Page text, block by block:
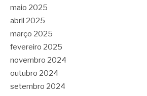
maio 2025
abril 2025
março 2025
fevereiro 2025
novembro 2024
outubro 2024
setembro 2024